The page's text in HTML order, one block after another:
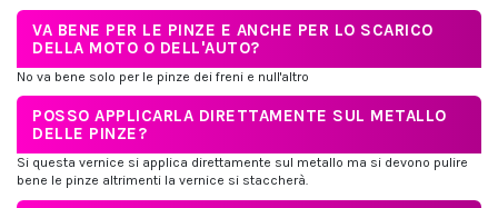
VA BENE PER LE PINZE E ANCHE PER LO SCARICO
DELLA MOTO O DELL'AUTO?
No va bene solo per le pinze dei freni e null'altro
POSSO APPLICARLA DIRETTAMENTE SUL METALLO
DELLE PINZE?
Si questa vernice si applica direttamente sul metallo ma si devono pulire
bene le pinze altrimenti la vernice si staccherà.